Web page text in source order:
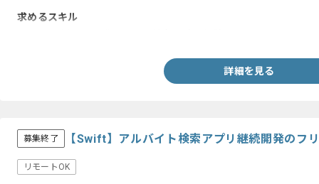
求めるスキル
詳細を見る
募集終了 【Swift】アルバイト検索アプリ継続開発のフ
リモートOK